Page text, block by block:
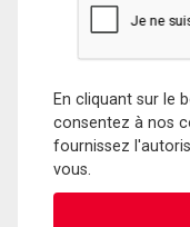
En cliquant sur le
consentez à nos
fournissez
vous.